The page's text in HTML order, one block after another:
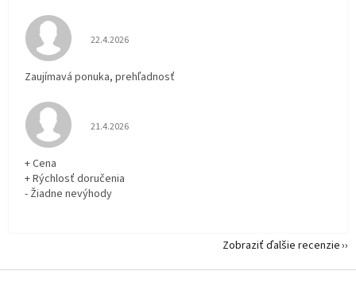
Hodnotenie obchodu je 5 z 5 hviezdičiek.
22.4.2026
Zaujímavá ponuka, prehľadnosť
Hodnotenie obchodu je 5 z 5 hviezdičiek.
21.4.2026
+ Cena
+ Rýchlosť doručenia
- Žiadne nevýhody
Zobraziť ďalšie recenzie